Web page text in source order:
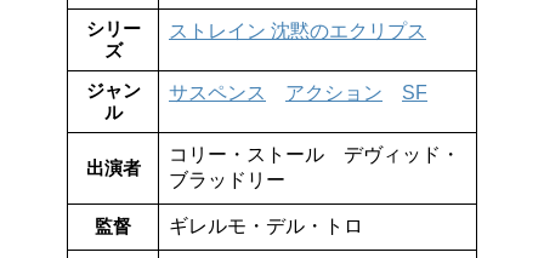
シリー
ズ
ストレイン 沈黙のエクリプス
ジャン
ル
サスペンス アクション SF
出演者
コリー・ストール デヴィッド・
ブラッドリー
監督 ギレルモ・デル・トロ